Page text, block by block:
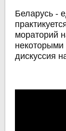
Беларусь -
мораторий
дискуссия